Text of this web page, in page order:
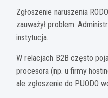
Zgłoszenie naruszenia
zauważył problem.
instytucja.
W relacjach B2B często
procesora (np. u firmy
ale zgłoszenie do PUODO